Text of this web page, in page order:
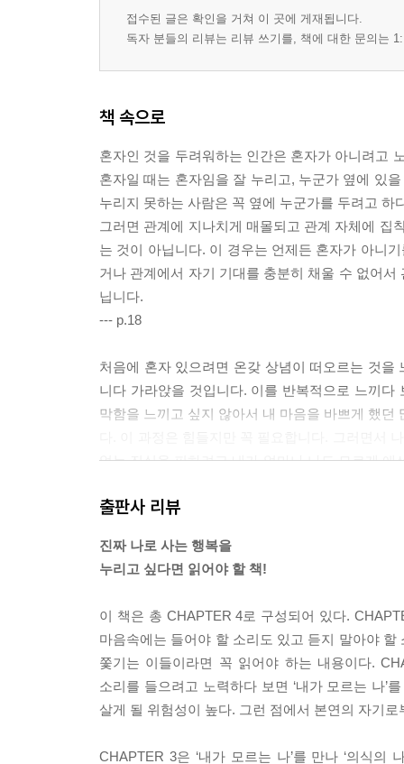
접수된 글은 확인을 거쳐 이 곳에 게재됩니다.
독자 분들의 리뷰는 리뷰 쓰기를, 책에 대한 문의는
책 속으로
혼자인 것을 두려워하는 인간은 혼자가 아니려고
혼자일 때는 혼자임을 잘 누리고, 누군가 옆에 있
누리지 못하는 사람은 꼭 옆에 누군가를 두려고
그러면 관계에 지나치게 매몰되고 관계 자체에 집
는 것이 아닙니다. 이 경우는 언제든 혼자가 아니
거나 관계에서 자기 기대를 충분히 채울 수 없어
닙니다.
--- p.18
처음에 혼자 있으려면 온갖 상념이 떠오르는 것
니다 가라앉을 것입니다. 이를 반복적으로 느끼다
막함을 느끼고 싶지 않아서 내 마음을 바쁘게 했
없는 진실을 피하려고 내가 얼마나 나도 모르게 애
--- p.29
우리는 자주 상황과 마음에 빠져 있습니다. 그래
마음 자체를 들여다보지 못한다는 것입니다. 예를
다는 진실을 받아들이지 못하면(인간은 혼자 죽
라 반응하기만 바쁘니 마음에 빠져 있기만 하게
군가를 만나고 싶구나, 헤어진 연인에게 연락하고
실 사람 없나, 같이 놀러 갈 사람 없나’ 하면서 만
--- p.31~32
출판사 리뷰
진짜 나로 사는 행복을
누리고 싶다면 읽어야 할 책!
이 책은 총 CHAPTER 4로 구성되어 있다.
마음속에는 들어야 할 소리도 있고 듣지 말아야
쫓기는 이들이라면 꼭 읽어야 하는 내용이다.
소리를 들으려고 노력하다 보면 ‘내가 모르는 나’
살게 될 위험성이 높다. 그런 점에서 본연의 자기
CHAPTER 3은 ‘내가 모르는 나’를 만나 ‘의식의